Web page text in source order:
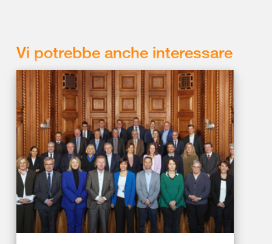
Vi potrebbe anche interessare